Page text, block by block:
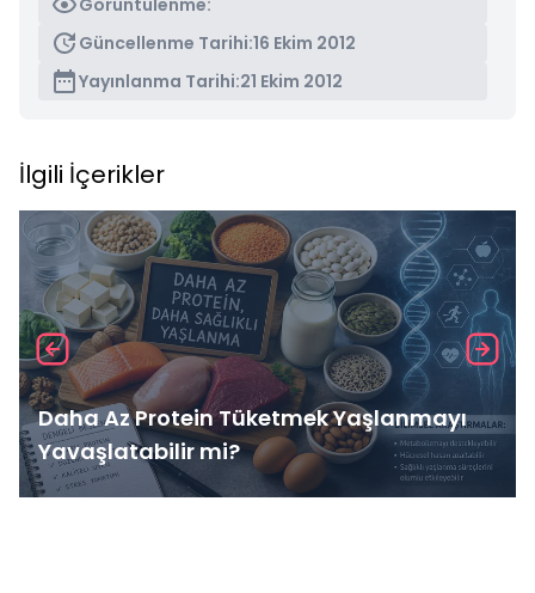
Görüntülenme:
Güncellenme Tarihi:16 Ekim 2012
Yayınlanma Tarihi:21 Ekim 2012
İlgili İçerikler
Daha Az Protein Tüketmek Yaşlanmayı
Yavaşlatabilir mi?